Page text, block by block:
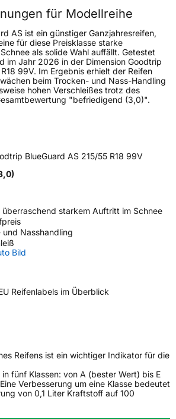
190 km/h
kg
AS
für Modellreihe
AS ist ein günstiger Ganzjahresreifen,
für diese Preisklasse starke
als solide Wahl auffällt. Getestet
im Jahr 2026 in der Dimension Goodtrip
99V. Im Ergebnis erhielt der Reifen
beim Trocken- und Nass-Handling
hohen Verschleißes trotz des
"befriedigend (3,0)".
BlueGuard AS 215/55 R18 99V
starkem Auftritt im Schnee
Nasshandling
Bild
Reifenlabels im Überblick
Reifens ist ein wichtiger Indikator für die
fünf Klassen: von A (bester Wert) bis E
Verbesserung um eine Klasse bedeutet
von 0,1 Liter Kraftstoff auf 100